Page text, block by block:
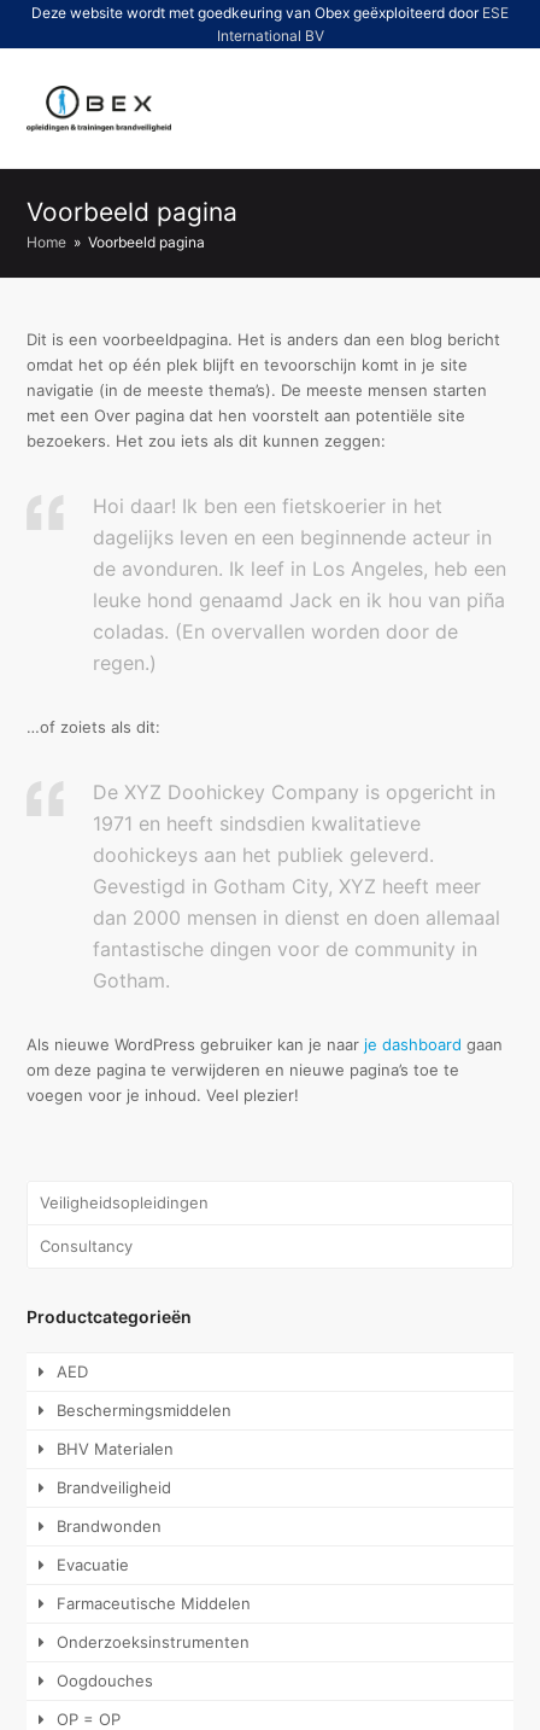
Deze website wordt met goedkeuring van Obex geëxploiteerd door ESE
International BV
Voorbeeld pagina
Home » Voorbeeld pagina
Dit is een voorbeeldpagina. Het is anders dan een blog bericht
omdat het op één plek blijft en tevoorschijn komt in je site
navigatie (in de meeste thema’s). De meeste mensen starten
met een Over pagina dat hen voorstelt aan potentiële site
bezoekers. Het zou iets als dit kunnen zeggen:
Hoi daar! Ik ben een fietskoerier in het
dagelijks leven en een beginnende acteur in
de avonduren. Ik leef in Los Angeles, heb een
leuke hond genaamd Jack en ik hou van piña
coladas. (En overvallen worden door de
regen.)
…of zoiets als dit:
De XYZ Doohickey Company is opgericht in
1971 en heeft sindsdien kwalitatieve
doohickeys aan het publiek geleverd.
Gevestigd in Gotham City, XYZ heeft meer
dan 2000 mensen in dienst en doen allemaal
fantastische dingen voor de community in
Gotham.
Als nieuwe WordPress gebruiker kan je naar je dashboard gaan
om deze pagina te verwijderen en nieuwe pagina’s toe te
voegen voor je inhoud. Veel plezier!
Veiligheidsopleidingen
Consultancy
Productcategorieën
AED
Beschermingsmiddelen
BHV Materialen
Brandveiligheid
Brandwonden
Evacuatie
Farmaceutische Middelen
Onderzoeksinstrumenten
Oogdouches
OP = OP